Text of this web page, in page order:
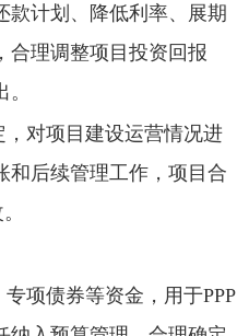
款计划、降低利率、展期
合理调整项目投资回报
对项目建设运营情况进
和后续管理工作，项目合
项债券等资金，用于PPP